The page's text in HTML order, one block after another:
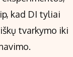
kad DI tyliai
tvarkymo iki